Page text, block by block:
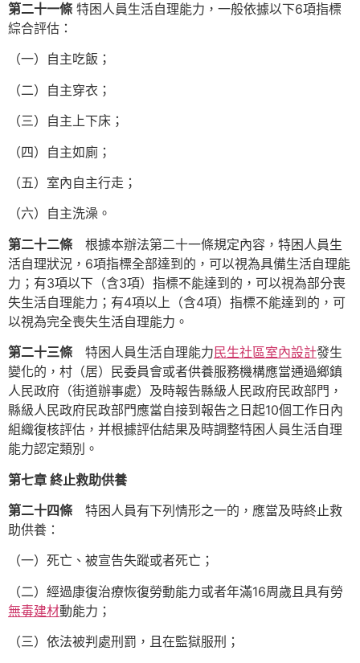
第二十一條 特困人員生活自理能力，一般依據以下6項指標
綜合評估：
（一）自主吃飯；
（二）自主穿衣；
（三）自主上下床；
（四）自主如廁；
（五）室內自主行走；
（六）自主洗澡。
第二十二條 根據本辦法第二十一條規定內容，特困人員生
活自理狀況，6項指標全部達到的，可以視為具備生活自理能
力；有3項以下（含3項）指標不能達到的，可以視為部分喪
失生活自理能力；有4項以上（含4項）指標不能達到的，可
以視為完全喪失生活自理能力。
第二十三條 特困人員生活自理能力 民生社區室內設計發生
變化的，村（居）民委員會或者供養服務機構應當通過鄉鎮
人民政府（街道辦事處）及時報告縣級人民政府民政部門，
縣級人民政府民政部門應當自接到報告之日起10個工作日內
組織復核評估，并根據評估結果及時調整特困人員生活自理
能力認定類別。
第七章 終止救助供養
第二十四條 特困人員有下列情形之一的，應當及時終止救
助供養：
（一）死亡、被宣告失蹤或者死亡；
（二）經過康復治療恢復勞動能力或者年滿16周歲且具有勞
無毒建材動能力；
（三）依法被判處刑罰，且在監獄服刑；